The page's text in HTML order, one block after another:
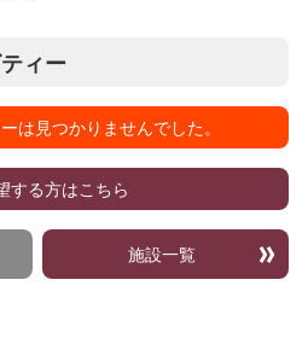
ィー
は見つかりませんでした。
する方はこちら
施設一覧